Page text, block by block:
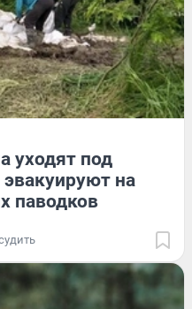
уходят под
на
паводков